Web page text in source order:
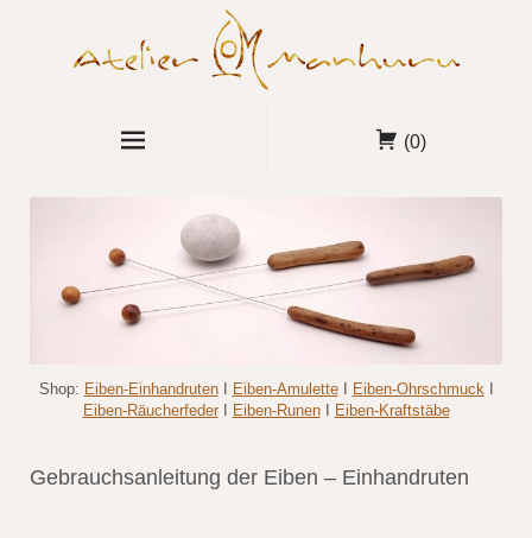
(0)
Shop: Eiben-EinhandrutenI Eiben-AmuletteI Eiben-OhrschmuckI
Eiben-RäucherfederI Eiben-RunenI Eiben-Kraftstäbe
Gebrauchsanleitung der Eiben – Einhandruten